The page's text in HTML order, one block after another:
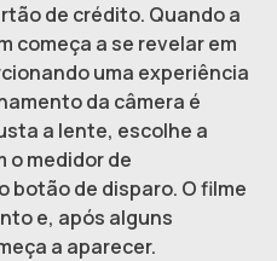
de crédito. Quando a
começa a se revelar em
uma experiência
da câmera é
a lente, escolhe a
o medidor de
botão de disparo. O filme
e, após alguns
a aparecer.